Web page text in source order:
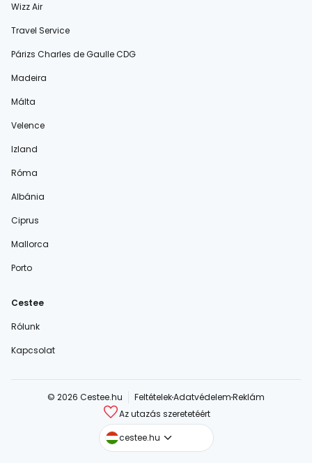
Wizz Air
Travel Service
Párizs Charles de Gaulle CDG
Madeira
Málta
Velence
Izland
Róma
Albánia
Ciprus
Mallorca
Porto
Cestee
Rólunk
Kapcsolat
© 2026 Cestee.hu FeltételekAdatvédelemReklám
Az utazás szeretetéért
cestee.hu
cestee.com
cestee.sk